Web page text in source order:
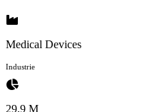
Medical Devices
Industrie
29.9 M